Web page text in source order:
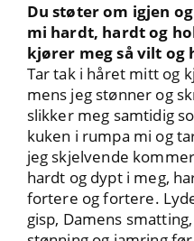
Du støter om igjen
mi hardt, hardt og
kjører meg så vilt og
Tar tak i håret mitt og
mens jeg stønner og
slikker meg samtidig
kuken i rumpa mi og
jeg skjelvende
hardt og dypt i meg,
fortere og fortere.
gisp, Damens